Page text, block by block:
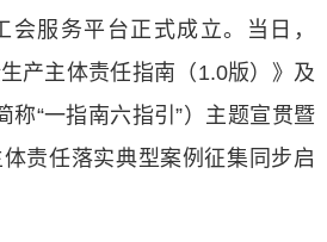
服务平台正式成立。当日，
产主体责任指南（1.0版）》及
称“一指南六指引”）主题宣贯暨
责任落实典型案例征集同步启